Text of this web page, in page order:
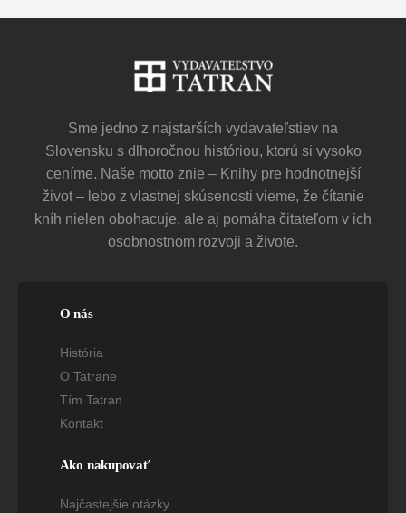
Sme jedno z najstarších vydavateľstiev na
Slovensku s dlhoročnou históriou, ktorú si vysoko
ceníme. Naše motto znie – Knihy pre hodnotnejší
život – lebo z vlastnej skúsenosti vieme, že čítanie
kníh nielen obohacuje, ale aj pomáha čitateľom v ich
osobnostnom rozvoji a živote.
O nás
História
O Tatrane
Tím Tatran
Kontakt
Ako nakupovať
Najčastejšie otázky